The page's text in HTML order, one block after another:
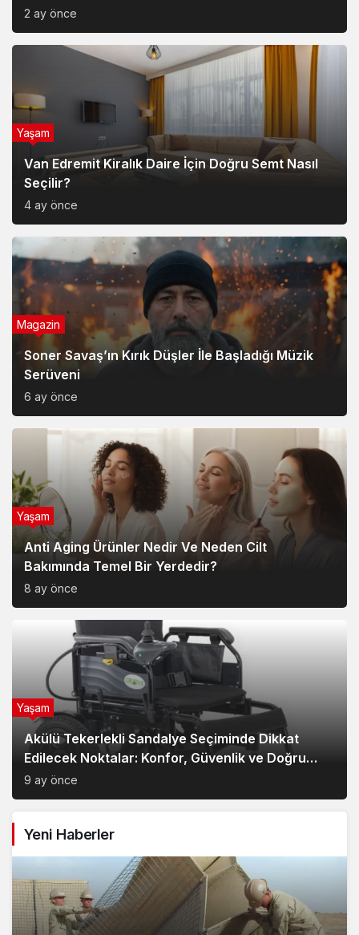
2 ay önce
Van Edremit Kiralık Daire İçin Doğru Semt Nasıl
Seçilir?
4 ay önce
Yaşam
Soner Savaş’ın Kırık Düşler İle Başladığı Müzik
Serüveni
6 ay önce
Magazin
Anti Aging Ürünler Nedir Ve Neden Cilt
Bakımında Temel Bir Yerdedir?
8 ay önce
Yaşam
Akülü Tekerlekli Sandalye Seçiminde Dikkat
Edilecek Noktalar: Konfor, Güvenlik ve Doğru
Model Tercihi
9 ay önce
Yaşam
Yeni Haberler